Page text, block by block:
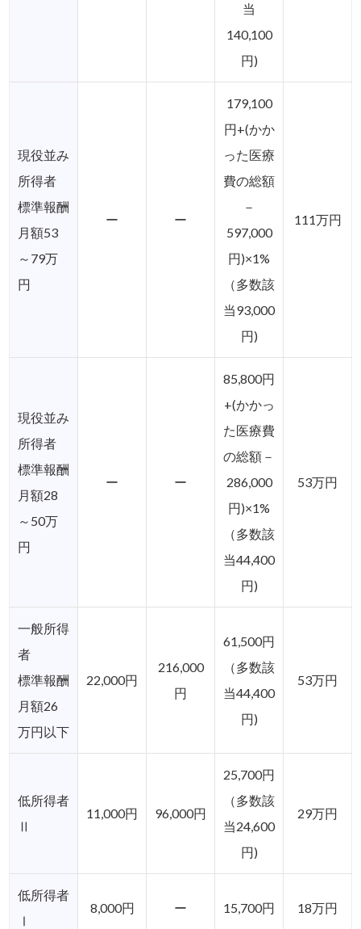
当
140,100
円)
現役並み
所得者
標準報酬
月額53
～79万
円
ー ー
179,100
円+(かか
った医療
費の総額
－
597,000
円)×1%
（多数該
当93,000
円)
111万円
現役並み
所得者
標準報酬
月額28
～50万
円
ー ー
85,800円
+(かかっ
た医療費
の総額－
286,000
円)×1%
（多数該
当44,400
円)
53万円
一般所得
者
標準報酬
月額26
万円以下
22,000円
216,000
円
61,500円
（多数該
当44,400
円)
53万円
低所得者
Ⅱ
11,000円 96,000円
25,700円
（多数該
当24,600
円)
29万円
低所得者
Ⅰ
8,000円 ー 15,700円 18万円